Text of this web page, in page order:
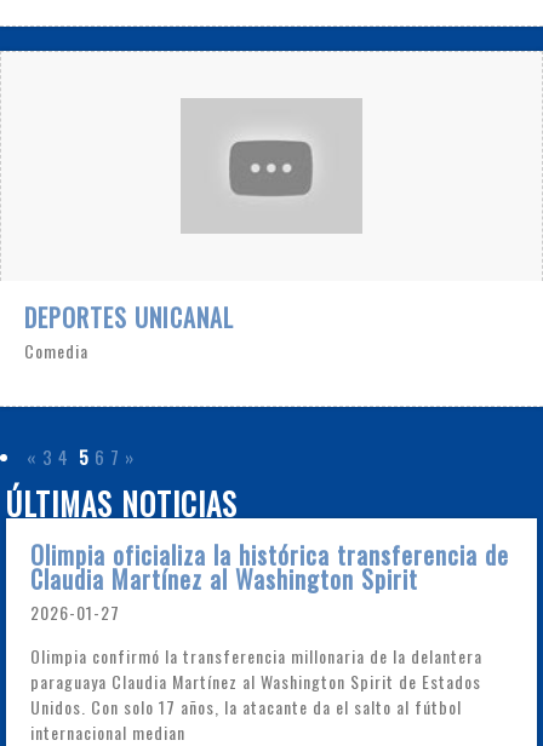
DEPORTES UNICANAL
Comedia
« 3 4 5 6 7 »
ÚLTIMAS NOTICIAS
Olimpia oficializa la histórica transferencia de
Claudia Martínez al Washington Spirit
2026-01-27
Olimpia confirmó la transferencia millonaria de la delantera
paraguaya Claudia Martínez al Washington Spirit de Estados
Unidos. Con solo 17 años, la atacante da el salto al fútbol
internacional median